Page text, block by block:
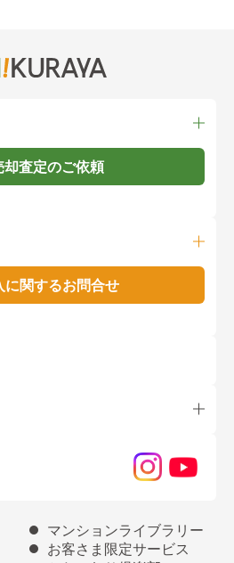
却査定のご依頼
に関するお問合せ
マンションライブラリー
お客さま限定サービス